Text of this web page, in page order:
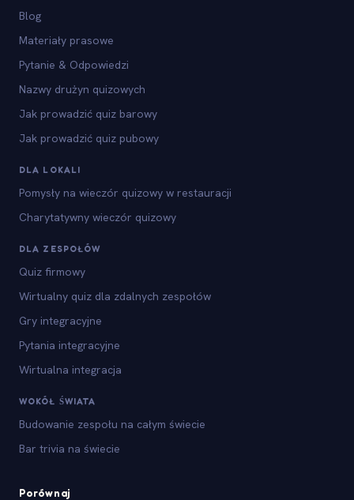
Blog
Materiały prasowe
Pytanie & Odpowiedzi
Nazwy drużyn quizowych
Jak prowadzić quiz barowy
Jak prowadzić quiz pubowy
DLA LOKALI
Pomysły na wieczór quizowy w restauracji
Charytatywny wieczór quizowy
DLA ZESPOŁÓW
Quiz firmowy
Wirtualny quiz dla zdalnych zespołów
Gry integracyjne
Pytania integracyjne
Wirtualna integracja
WOKÓŁ ŚWIATA
Budowanie zespołu na całym świecie
Bar trivia na świecie
Porównaj